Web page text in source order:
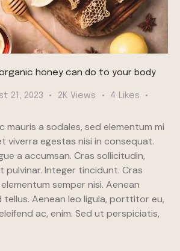
honey can do to your body
21, 2023 2K Views 4 Likes
mauris a sodales, sed elementum mi
viverra egestas nisi in consequat.
a accumsan. Cras sollicitudin,
pulvinar. Integer tincidunt. Cras
semper nisi. Aenean
Aenean leo ligula, porttitor eu,
ac, enim. Sed ut perspiciatis,